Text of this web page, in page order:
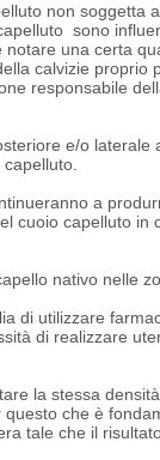
non soggetta
sono
una certa
calvizie proprio
responsabile
e/o
a
cuoio capelluto in
nativo nelle
di utilizzare
di realizzare
la stessa
che è
tale che il